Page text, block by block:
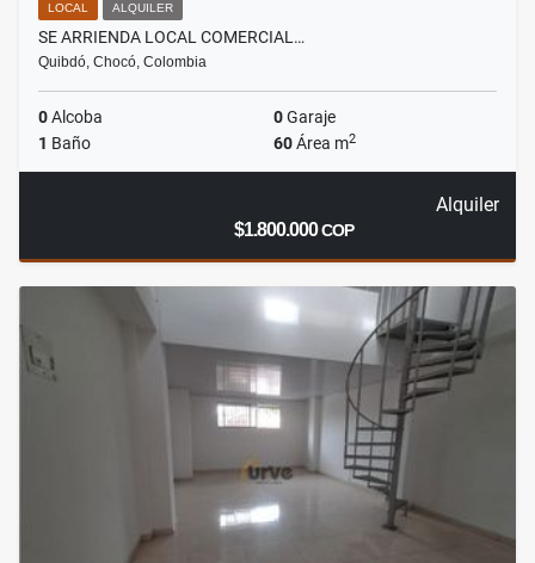
LOCAL ALQUILER
SE ARRIENDA LOCAL COMERCIAL…
Quibdó, Chocó, Colombia
0Alcoba 0Garaje
1 Baño 60Área m2
Alquiler
$1.800.000COP